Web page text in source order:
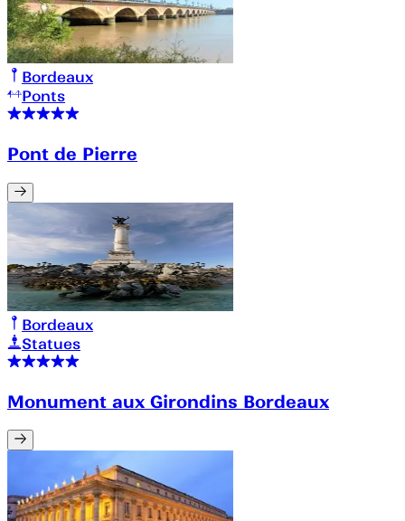
Bordeaux
Ponts
Pont de Pierre
Bordeaux
Statues
Monument aux Girondins Bordeaux